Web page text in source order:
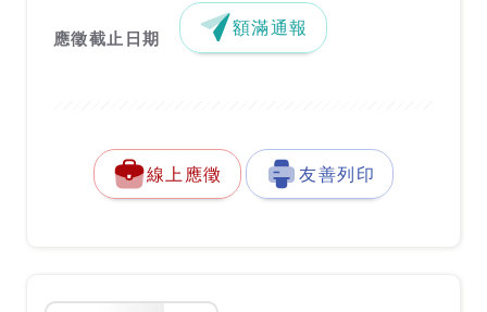
應徵截止日期 額滿通報
線上應徵 友善列印